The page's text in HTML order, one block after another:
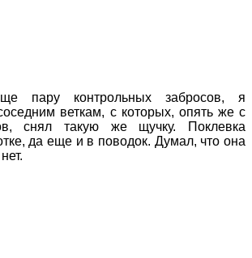
пару контрольных забросов, я
веткам, с которых, опять же с
снял такую же щучку. Поклевка
да еще и в поводок. Думал, что она